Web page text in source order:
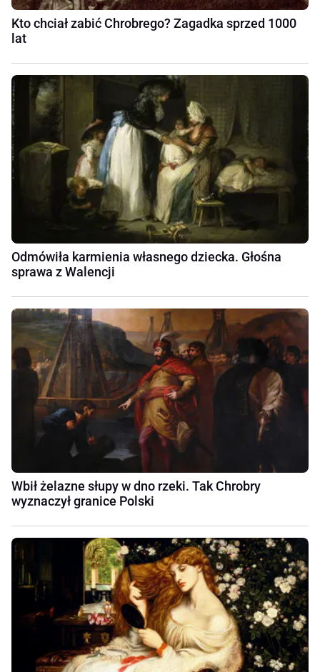
Kto chciał zabić Chrobrego? Zagadka sprzed 1000
lat
Odmówiła karmienia własnego dziecka. Głośna
sprawa z Walencji
Wbił żelazne słupy w dno rzeki. Tak Chrobry
wyznaczył granice Polski